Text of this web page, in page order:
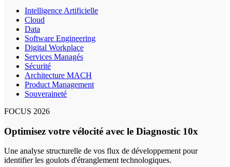
Intelligence Artificielle
Cloud
Data
Software Engineering
Digital Workplace
Services Managés
Sécurité
Architecture MACH
Product Management
Souveraineté
FOCUS 2026
Optimisez votre vélocité avec le Diagnostic 10x
Une analyse structurelle de vos flux de développement pour
identifier les goulots d'étranglement technologiques.